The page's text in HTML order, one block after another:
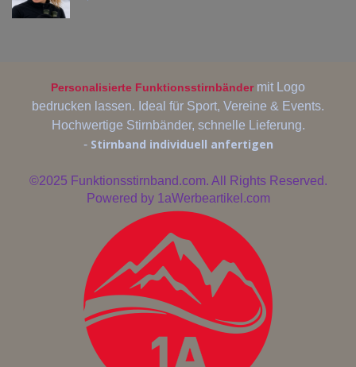
Personalisierte Funktionsstirnbänder mit Logo
bedrucken lassen. Ideal für Sport, Vereine & Events.
Hochwertige Stirnbänder, schnelle Lieferung.
- Stirnband individuell anfertigen
©2025 Funktionsstirnband.com. All Rights Reserved.
Powered by 1aWerbeartikel.com